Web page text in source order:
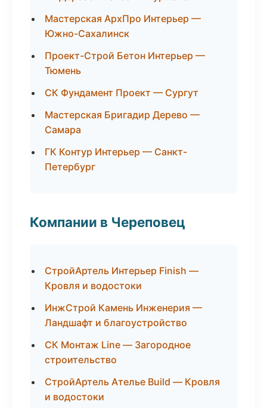
Мастерская АрхПро Интерьер —
Южно-Сахалинск
Проект-Строй Бетон Интерьер —
Тюмень
СК Фундамент Проект — Сургут
Мастерская Бригадир Дерево —
Самара
ГК Контур Интерьер — Санкт-
Петербург
Компании в Череповец
СтройАртель Интерьер Finish —
Кровля и водостоки
ИнжСтрой Камень Инженерия —
Ландшафт и благоустройство
СК Монтаж Line — Загородное
строительство
СтройАртель Ателье Build — Кровля
и водостоки